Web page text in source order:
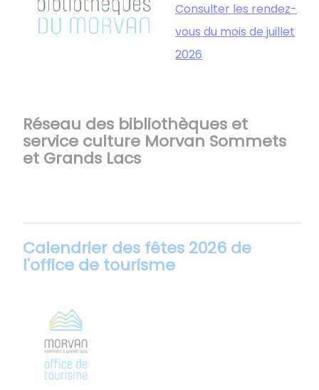
Consulter les rendez-
vous du mois de juillet
2026
Réseau des bibliothèques et
service culture Morvan Sommets
et Grands Lacs
Calendrier des fêtes 2026 de
l'office de tourisme